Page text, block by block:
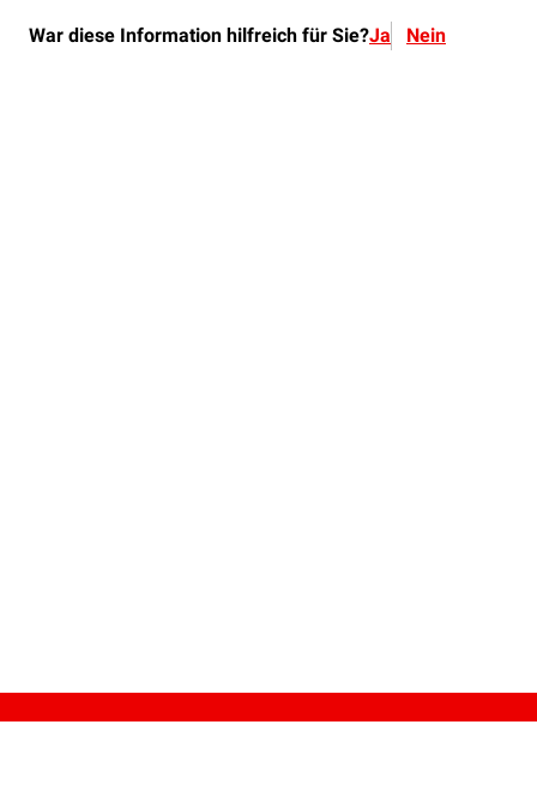
War diese Information hilfreich für Sie?Ja Nein